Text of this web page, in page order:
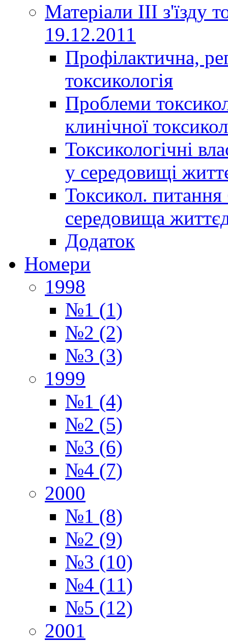
Матеріали ІІІ з'їзду
19.12.2011
Профілактична,
токсикологія
Проблеми
клинічної
Токсикологічні
у середовищі
Токсикол. питання
середовища
Додаток
Номери
1998
№1 (1)
№2 (2)
№3 (3)
1999
№1 (4)
№2 (5)
№3 (6)
№4 (7)
2000
№1 (8)
№2 (9)
№3 (10)
№4 (11)
№5 (12)
2001